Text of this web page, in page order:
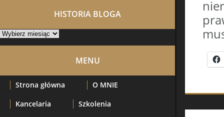
HISTORIA BLOGA
Historia
MENU
Strona główna
O MNIE
Kancelaria
Szkolenia